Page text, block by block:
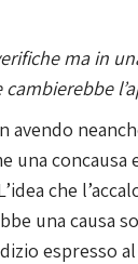
ma in
che
una causa
espresso